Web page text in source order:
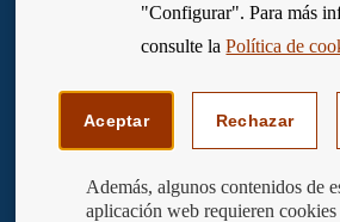
"Configurar". Para más
consulte laPolítica de
Aceptar Rechazar
Además, algunos contenidos de
aplicación web requieren cookies